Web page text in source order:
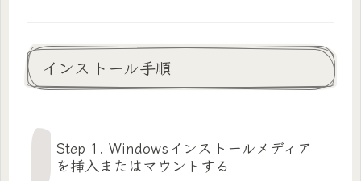
インストール手順
Step 1. Windowsインストールメディア
を挿入またはマウントする